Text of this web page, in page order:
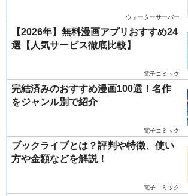
ウォーターサーバー
【2026年】無料漫画アプリおすすめ24
選【人気サービス徹底比較】
電子コミック
完結済みのおすすめ漫画100選！名作
をジャンル別で紹介
電子コミック
ブックライブとは？評判や特徴、使い
方や金額などを解説！
電子コミック